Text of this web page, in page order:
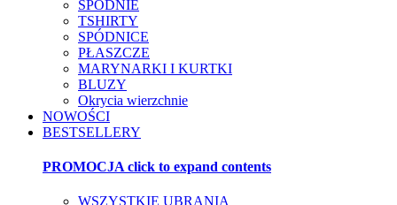
SPODNIE
TSHIRTY
SPÓDNICE
PŁASZCZE
MARYNARKI I KURTKI
BLUZY
Okrycia wierzchnie
NOWOŚCI
BESTSELLERY
PROMOCJA click to expand contents
WSZYSTKIE UBRANIA